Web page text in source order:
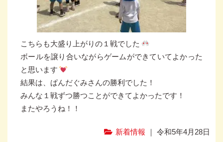
こちらも大盛り上がりの１戦でした
ボールを譲り合いながらゲームができていてよかった
と思います
結果は、ぱんだぐみさんの勝利でした！
みんな１戦ずつ勝つことができてよかったです！
またやろうね！！
新着情報 ｜ 令和5年4月28日